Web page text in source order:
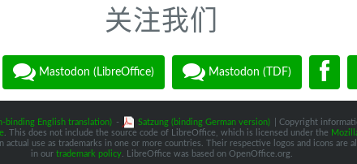
关注我们
Mastodon (LibreOffice) Mastodon (TDF)
binding English translation) - Satzung (binding German version)
| Copyright
. This does not include the source code of LibreOffice, which is licensed under the
use as trademarks in one or more countries. Their respective logos and icons are
in our trademark policy. LibreOffice was based on OpenOffice.org.